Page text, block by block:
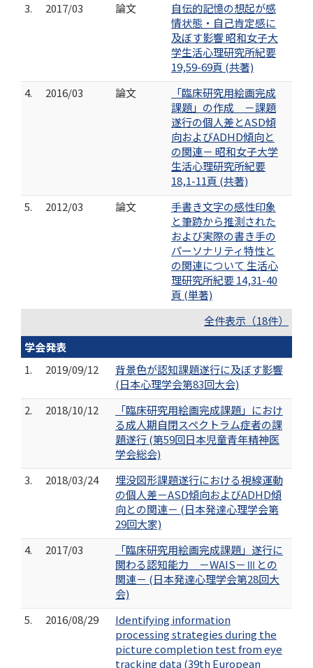
3.
2017/03 論文
自伝的記憶の想起が感
情状態・自己肯定感に
及ぼす影響 昭和女子大
学生活心理研究所紀要
19,59-69頁 (共著)
4.
2016/03 論文
「臨床研究用絵画完成
課題」の作成 －課題
遂行の個人差とASD傾
向およびADHD傾向と
の関連－ 昭和女子大学
生活心理研究所紀要
18,1-11頁 (共著)
5.
2012/03 論文
手書き文字の感性印象
と筆跡から推測された
および実際の書き手の
パーソナリティ特性と
の関連について 生活心
理研究所紀要 14,31-40
頁 (単著)
全件表示（18件）
学会発表
1.
2019/09/12
背景色が認知課題遂行に及ぼす影響
(日本心理学会第83回大会)
2.
2018/10/12
「臨床研究用絵画完成課題」におけ
る成人期自閉スペクトラム症者の課
題遂行 (第59回日本児童青年精神医
学会総会)
3.
2018/03/24
埋没図形課題遂行における視線運動
の個人差－ASD傾向およびADHD傾
向との関連－ (日本発達心理学会第
29回大家)
4.
2017/03
「臨床研究用絵画完成課題」遂行に
関わる認知能力 －WAIS－Ⅲとの
関連－ (日本発達心理学会第28回大
会)
5.
2016/08/29
Identifying information
processing strategies during the
picture completion test from eye
tracking data (39th European